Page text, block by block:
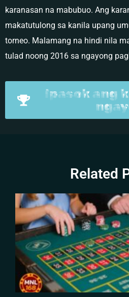
karanasan na mabubuo. Ang
makatutulong sa kanila upang
torneo. Malamang na hindi nila
tulad noong 2016 sa ngayong
Ipasok ang
Related